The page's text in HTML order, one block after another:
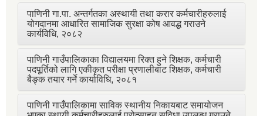
पाणिनी गा.पा. अन्तर्गतका अस्थायी तथा करार कर्मचारीहरुलाई
योगदानमा आधारित सामाजिक सुरक्षा कोष आवद्ध गराउने
कार्यविधि, २०८२
पाणिनी गाउँपालिकाका विद्यालयमा रिक्त हुने शिक्षक, कर्मचारी
पदपूर्तिको लागि एकीकृत परीक्षा प्रणालीबाट शिक्षक, कर्मचारी
बैङ्क तयार गर्ने कार्याविधि, २०८१
पाणिनी गाउँपालिकामा साविक स्थानीय निकायबाट समायोजन